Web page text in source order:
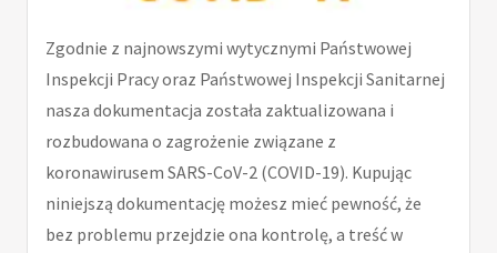
Zgodnie z najnowszymi wytycznymi Państwowej
Inspekcji Pracy oraz Państwowej Inspekcji Sanitarnej
nasza dokumentacja została zaktualizowana i
rozbudowana o zagrożenie związane z
koronawirusem SARS-CoV-2 (COVID-19). Kupując
niniejszą dokumentację możesz mieć pewność, że
bez problemu przejdzie ona kontrolę, a treść w